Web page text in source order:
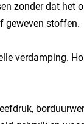
zonder dat het
geweven stoffen.
verdamping.